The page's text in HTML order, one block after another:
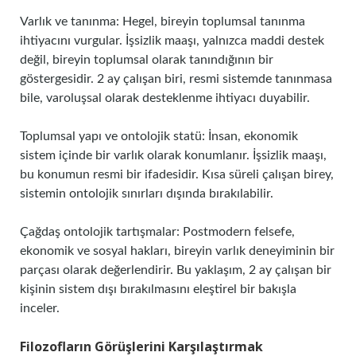
Varlık ve tanınma: Hegel, bireyin toplumsal tanınma
ihtiyacını vurgular. İşsizlik maaşı, yalnızca maddi destek
değil, bireyin toplumsal olarak tanındığının bir
göstergesidir. 2 ay çalışan biri, resmi sistemde tanınmasa
bile, varoluşsal olarak desteklenme ihtiyacı duyabilir.
Toplumsal yapı ve ontolojik statü: İnsan, ekonomik
sistem içinde bir varlık olarak konumlanır. İşsizlik maaşı,
bu konumun resmi bir ifadesidir. Kısa süreli çalışan birey,
sistemin ontolojik sınırları dışında bırakılabilir.
Çağdaş ontolojik tartışmalar: Postmodern felsefe,
ekonomik ve sosyal hakları, bireyin varlık deneyiminin bir
parçası olarak değerlendirir. Bu yaklaşım, 2 ay çalışan bir
kişinin sistem dışı bırakılmasını eleştirel bir bakışla
inceler.
Filozofların Görüşlerini Karşılaştırmak